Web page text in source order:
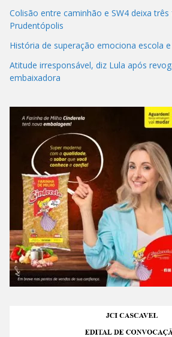
Colisão entre caminhão e SW4 deixa
Prudentópolis
História de superação emociona escola
Atitude irresponsável, diz Lula após
embaixadora